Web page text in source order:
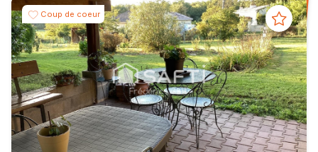
Coup de coeur